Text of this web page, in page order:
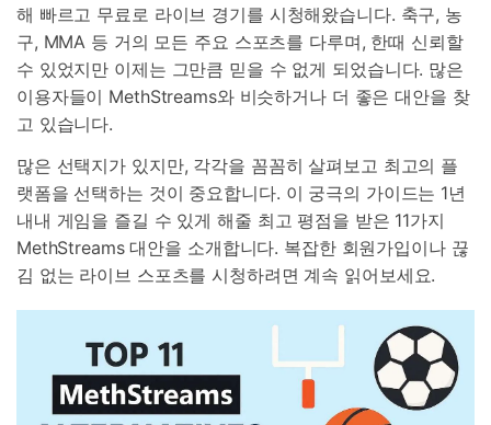
해 빠르고 무료로 라이브 경기를 시청해왔습니다. 축구, 농
구, MMA 등 거의 모든 주요 스포츠를 다루며, 한때 신뢰할
수 있었지만 이제는 그만큼 믿을 수 없게 되었습니다. 많은
이용자들이 MethStreams와 비슷하거나 더 좋은 대안을 찾
고 있습니다.
많은 선택지가 있지만, 각각을 꼼꼼히 살펴보고 최고의 플
랫폼을 선택하는 것이 중요합니다. 이 궁극의 가이드는 1년
내내 게임을 즐길 수 있게 해줄 최고 평점을 받은 11가지
MethStreams 대안을 소개합니다. 복잡한 회원가입이나 끊
김 없는 라이브 스포츠를 시청하려면 계속 읽어보세요.